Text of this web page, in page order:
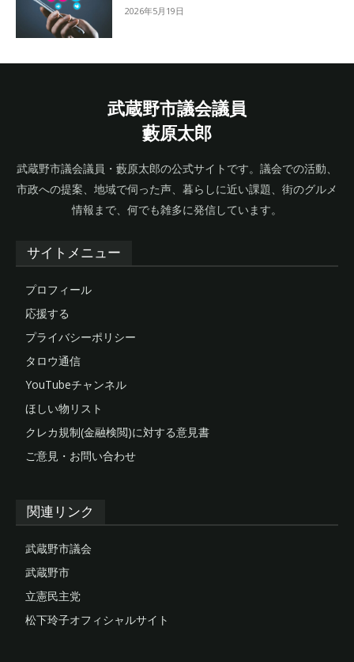
2026年5月19日
武蔵野市議会議員
藪原太郎
武蔵野市議会議員・藪原太郎の公式サイトです。議会での活動、
市政への提案、地域で伺った声、暮らしに近い課題、街のグルメ
情報まで、何でも雑多に発信しています。
サイトメニュー
プロフィール
応援する
プライバシーポリシー
タロウ通信
YouTubeチャンネル
ほしい物リスト
クレカ規制(金融検閲)に対する意見書
ご意見・お問い合わせ
関連リンク
武蔵野市議会
武蔵野市
立憲民主党
松下玲子オフィシャルサイト